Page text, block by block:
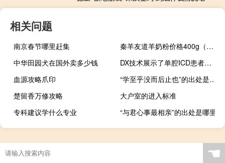
相关问题
南京春节哪里赶集
秦羊友道羊奶粉价格400g（秦羊）
中华田园犬在国外卖多少钱
DX技术展示了单腔ICD患者心房颤动的高检测精度
血源攻略爪印
“学至乎没而后止也”的出处是哪里
楚留香万修攻略
大户室的进入标准
专科建议学什么专业
“与君心事最相亲”的出处是哪里
☚